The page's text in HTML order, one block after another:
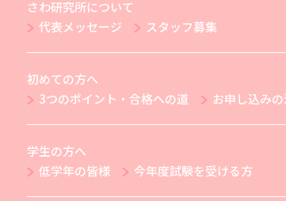
さわ研究所について
代表メッセージ
スタッフ募集
初めての方へ
3つのポイント・合格への道
お申し込み
学生の方へ
低学年の皆様
今年度試験を受ける方